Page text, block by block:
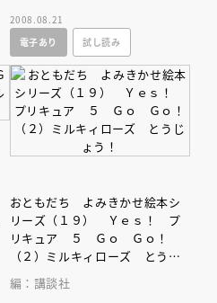
2008.08.21
電子あり
試し読み
おともだち よみきかせ絵本シ
リーズ（１９） Ｙｅｓ！ プ
リキュア ５ Ｇｏ Ｇｏ！
（２）ミルキィローズ とうじ
編：講談社